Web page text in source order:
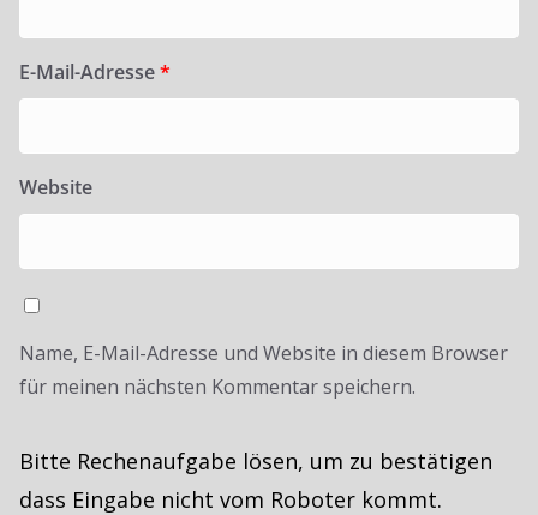
E-Mail-Adresse*
Website
Name, E-Mail-Adresse und Website in diesem Browser
für meinen nächsten Kommentar speichern.
Bitte Rechenaufgabe lösen, um zu bestätigen
dass Eingabe nicht vom Roboter kommt.